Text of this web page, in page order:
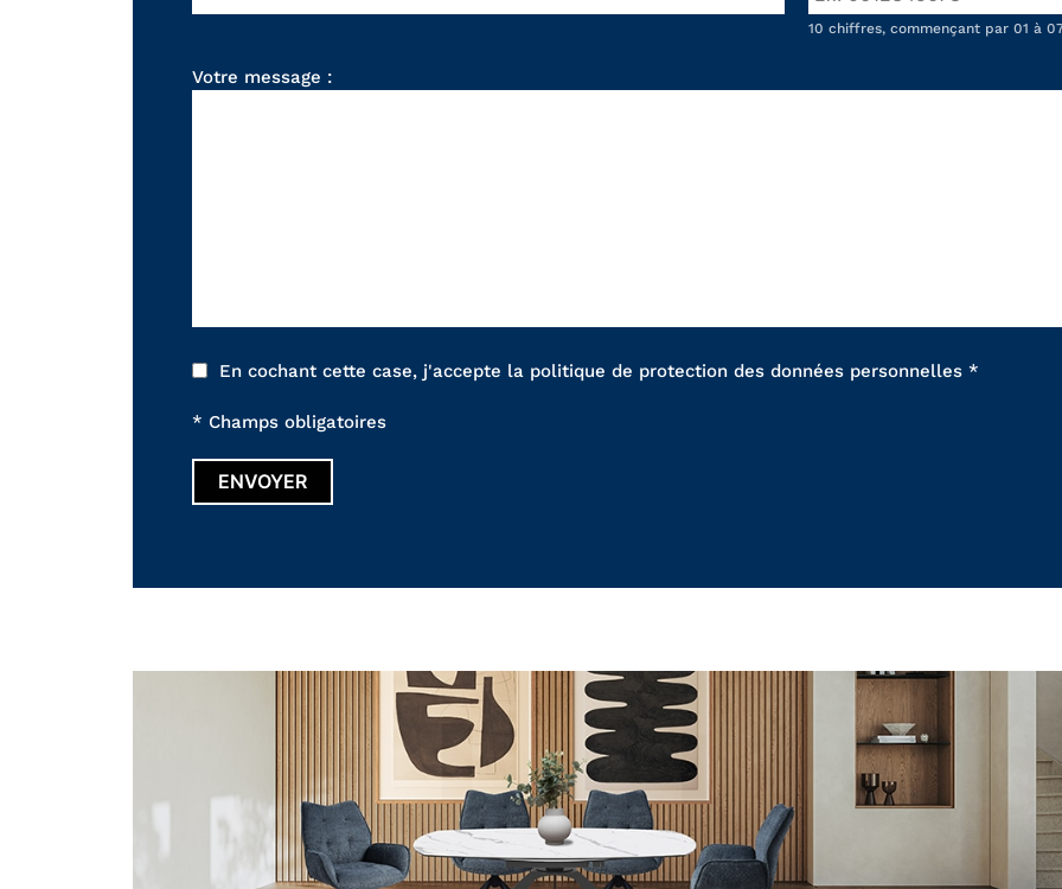
10 chiffres, commençant par 01 à
Votre message :
En cochant cette case, j'accepte la politique de protection des données personnelles *
* Champs obligatoires